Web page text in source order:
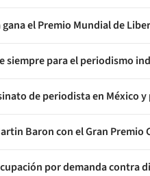
el Premio Mundial de
siempre para el periodismo
de periodista en México
Baron con el Gran Premio
por demanda contra